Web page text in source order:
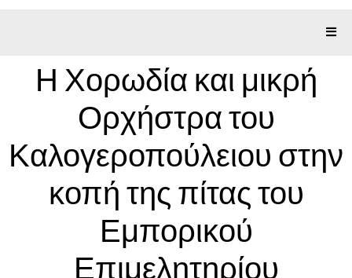
Η Χορωδία και μικρή
Ορχήστρα του
Καλογεροπούλειου στην
κοπή της πίτας του
Εμπορικού
Επιμελητηρίου